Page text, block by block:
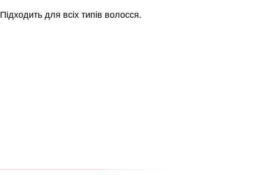
Підходить для всіх типів волосся.